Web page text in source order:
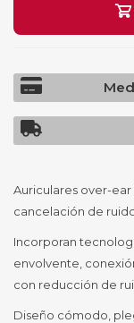
Auriculares over-ear
cancelación de
Incorporan
envolvente,
con reducción de
Diseño cómodo,